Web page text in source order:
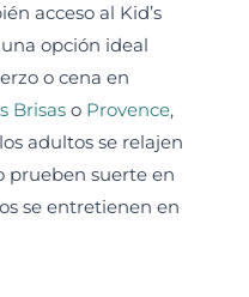
acceso al Kid’s
opción ideal
o cena en
Brisas o Provence,
adultos se relajen
prueben suerte en
se entretienen en